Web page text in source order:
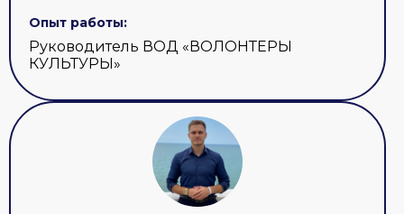
Опыт работы:
Руководитель ВОД «ВОЛОНТЕРЫ
КУЛЬТУРЫ»